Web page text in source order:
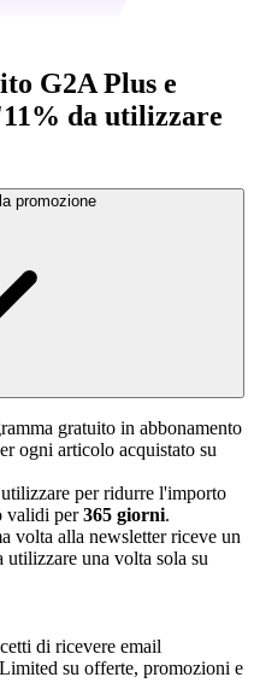
G2A Plus e
da utilizzare
promozione
gratuito in abbonamento
ogni articolo acquistato su
per ridurre l'importo
validi per365 giorni.
volta alla newsletter riceve un
utilizzare una volta sola su
di ricevere email
su offerte, promozioni e